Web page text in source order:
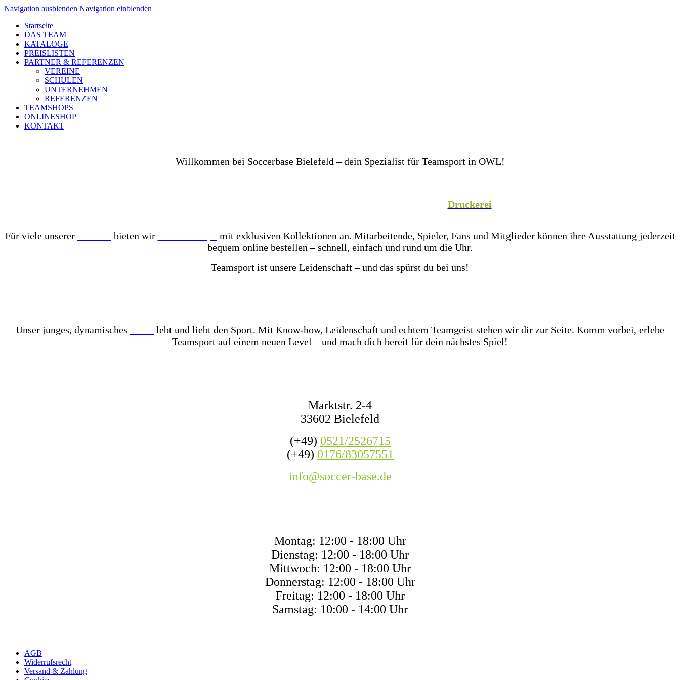
Navigation ausblenden Navigation einblenden
Startseite
DAS TEAM
KATALOGE
PREISLISTEN
PARTNER & REFERENZEN
VEREINE
SCHULEN
UNTERNEHMEN
REFERENZEN
TEAMSHOPS
ONLINESHOP
KONTAKT
Willkommen bei Soccerbase Bielefeld – dein Spezialist für Teamsport in OWL!
Druckerei
Für viele unserer
bieten wir
mit exklusiven Kollektionen an. Mitarbeitende, Spieler, Fans und Mitglieder können ihre Ausstattung jederzeit
bequem online bestellen – schnell, einfach und rund um die Uhr.
Teamsport ist unsere Leidenschaft – und das spürst du bei uns!
Unser junges, dynamisches
lebt und liebt den Sport. Mit Know-how, Leidenschaft und echtem Teamgeist stehen wir dir zur Seite. Komm vorbei, erlebe
Teamsport auf einem neuen Level – und mach dich bereit für dein nächstes Spiel!
Marktstr. 2-4
33602 Bielefeld
(+49) 0521/2526715
(+49) 0176/83057551
info@soccer-base.de
Montag: 12:00 - 18:00 Uhr
Dienstag: 12:00 - 18:00 Uhr
Mittwoch: 12:00 - 18:00 Uhr
Donnerstag: 12:00 - 18:00 Uhr
Freitag: 12:00 - 18:00 Uhr
Samstag: 10:00 - 14:00 Uhr
AGB
Widerrufsrecht
Versand & Zahlung